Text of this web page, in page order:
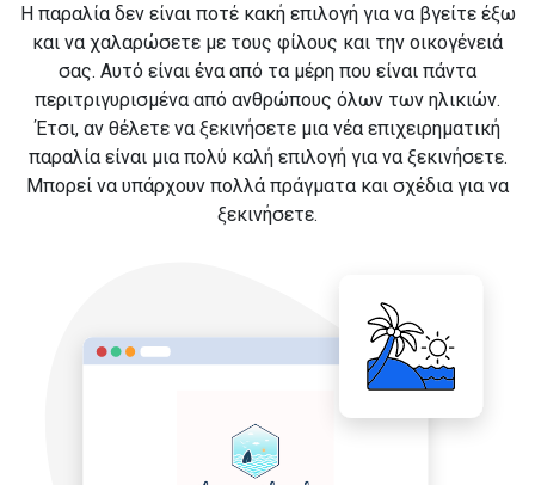
Η παραλία δεν είναι ποτέ κακή επιλογή για να βγείτε έξω
και να χαλαρώσετε με τους φίλους και την οικογένειά
σας. Αυτό είναι ένα από τα μέρη που είναι πάντα
περιτριγυρισμένα από ανθρώπους όλων των ηλικιών.
Έτσι, αν θέλετε να ξεκινήσετε μια νέα επιχειρηματική
παραλία είναι μια πολύ καλή επιλογή για να ξεκινήσετε.
Μπορεί να υπάρχουν πολλά πράγματα και σχέδια για να
ξεκινήσετε.